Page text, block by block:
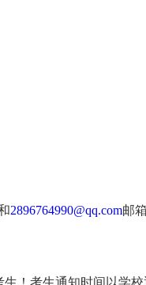
2896764990@qq.com邮
！考生通知时间以学校